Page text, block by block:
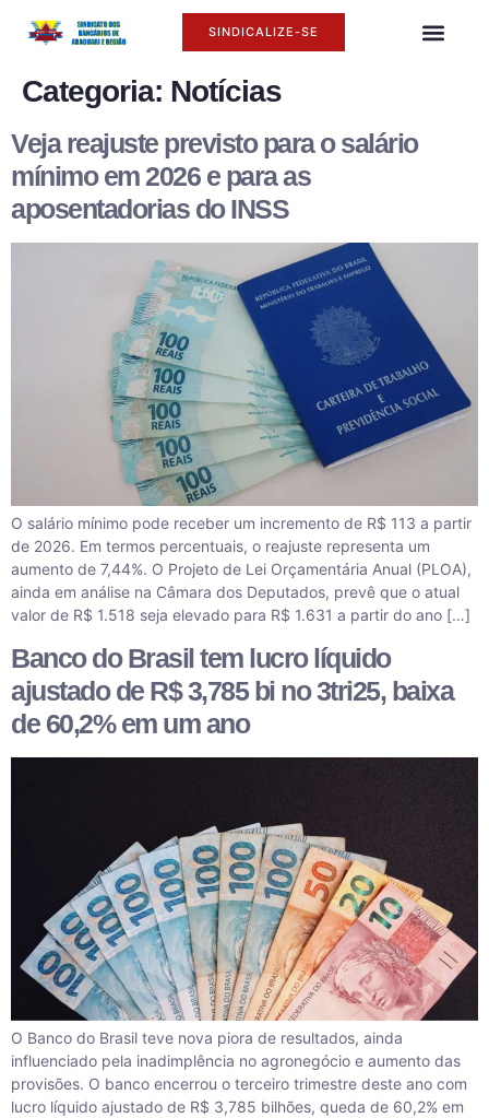
SINDICALIZE-SE
Categoria: Notícias
Veja reajuste previsto para o salário
mínimo em 2026 e para as
aposentadorias do INSS
O salário mínimo pode receber um incremento de R$ 113 a partir
de 2026. Em termos percentuais, o reajuste representa um
aumento de 7,44%. O Projeto de Lei Orçamentária Anual (PLOA),
ainda em análise na Câmara dos Deputados, prevê que o atual
valor de R$ 1.518 seja elevado para R$ 1.631 a partir do ano […]
Banco do Brasil tem lucro líquido
ajustado de R$ 3,785 bi no 3tri25, baixa
de 60,2% em um ano
O Banco do Brasil teve nova piora de resultados, ainda
influenciado pela inadimplência no agronegócio e aumento das
provisões. O banco encerrou o terceiro trimestre deste ano com
lucro líquido ajustado de R$ 3,785 bilhões, queda de 60,2% em